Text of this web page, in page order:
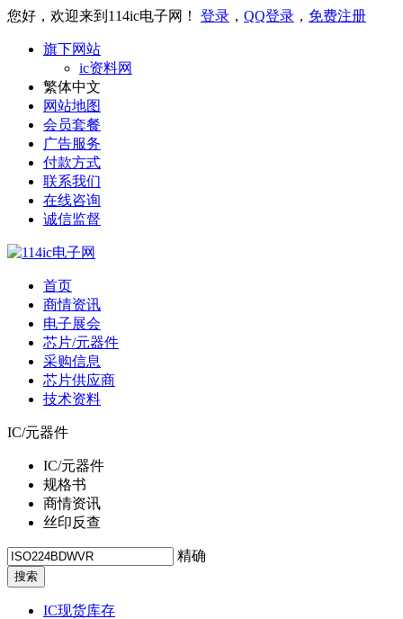
您好，欢迎来到114ic电子网！ 登录 ， QQ登录 ， 免费注册
旗下网站
ic资料网
繁体中文
网站地图
会员套餐
广告服务
付款方式
联系我们
在线咨询
诚信监督
首页
商情资讯
电子展会
芯片/元器件
采购信息
芯片供应商
技术资料
IC/元器件
IC/元器件
规格书
商情资讯
丝印反查
精确
IC现货库存